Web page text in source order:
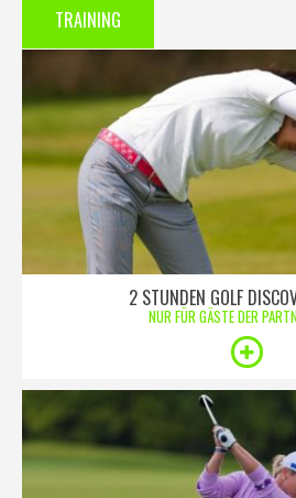
TRAINING
2 STUNDEN GOLF
NUR FÜR GÄSTE DER